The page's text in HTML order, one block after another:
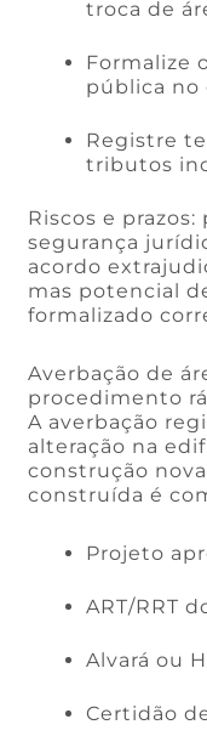
troca de
Formalize
pública no
Registre
tributos
Riscos e
segurança
acordo
mas potencial
formalizado
Averbação de
procedimento
A averbação
alteração na
construção
construída é
Projeto
ART/RRT
Alvará ou
Certidão